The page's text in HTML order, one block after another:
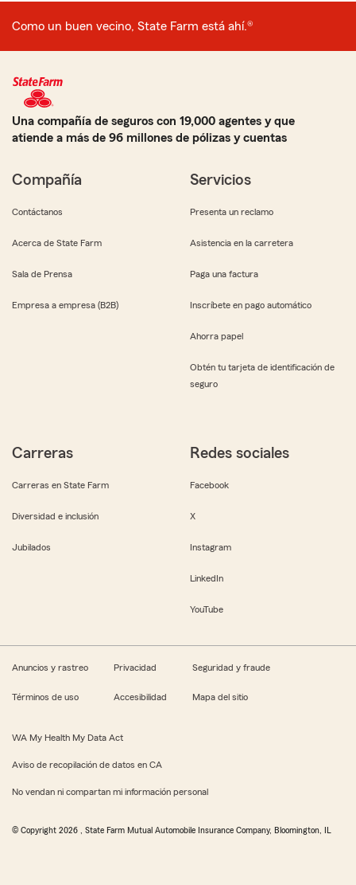
Como un buen vecino, State Farm está ahí.®
Una compañía de seguros con 19,000 agentes y que
atiende a más de 96 millones de pólizas y cuentas
Compañía
Contáctanos
Acerca de State Farm
Sala de Prensa
Empresa a empresa (B2B)
Servicios
Presenta un reclamo
Asistencia en la carretera
Paga una factura
Inscríbete en pago automático
Ahorra papel
Obtén tu tarjeta de identificación de
seguro
Carreras
Carreras en State Farm
Diversidad e inclusión
Jubilados
Redes sociales
Facebook
X
Instagram
LinkedIn
YouTube
Anuncios y rastreo Privacidad Seguridad y fraude
Términos de uso Accesibilidad Mapa del sitio
WA My Health My Data Act
Aviso de recopilación de datos en CA
No vendan ni compartan mi información personal
© Copyright 2026 , State Farm Mutual Automobile Insurance Company, Bloomington, IL